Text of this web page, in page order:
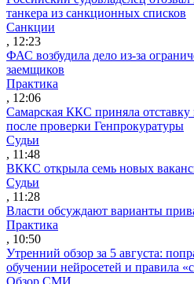
танкера из санкционных списков
Санкции
, 12:23
ФАС возбудила дело из-за
заемщиков
Практика
, 12:06
Самарская ККС приняла
после проверки Генпрокуратуры
Судьи
, 11:48
ВККС открыла семь новых
Судьи
, 11:28
Власти обсуждают варианты
Практика
, 10:50
Утренний обзор за 5 августа:
обучении нейросетей и правила
Обзор СМИ